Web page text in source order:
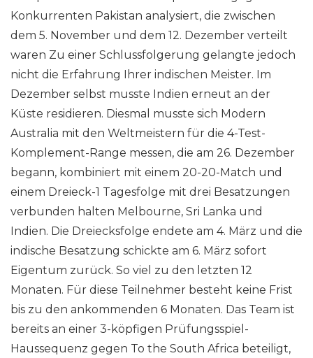
Konkurrenten Pakistan analysiert, die zwischen
dem 5. November und dem 12. Dezember verteilt
waren Zu einer Schlussfolgerung gelangte jedoch
nicht die Erfahrung Ihrer indischen Meister. Im
Dezember selbst musste Indien erneut an der
Küste residieren. Diesmal musste sich Modern
Australia mit den Weltmeistern für die 4-Test-
Komplement-Range messen, die am 26. Dezember
begann, kombiniert mit einem 20-20-Match und
einem Dreieck-1 Tagesfolge mit drei Besatzungen
verbunden halten Melbourne, Sri Lanka und
Indien. Die Dreiecksfolge endete am 4. März und die
indische Besatzung schickte am 6. März sofort
Eigentum zurück. So viel zu den letzten 12
Monaten. Für diese Teilnehmer besteht keine Frist
bis zu den ankommenden 6 Monaten. Das Team ist
bereits an einer 3-köpfigen Prüfungsspiel-
Haussequenz gegen To the South Africa beteiligt,